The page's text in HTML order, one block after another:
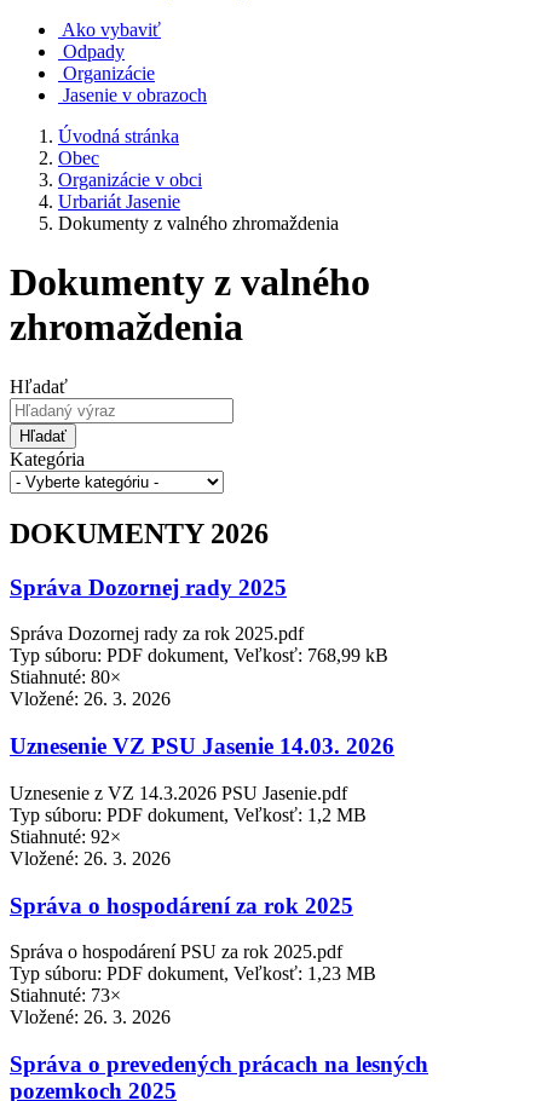
Ako vybaviť
Odpady
Organizácie
Jasenie v obrazoch
Úvodná stránka
Obec
Organizácie v obci
Urbariát Jasenie
Dokumenty z valného zhromaždenia
Dokumenty z valného
zhromaždenia
Hľadať
Hľadať
Kategória
DOKUMENTY 2026
Správa Dozornej rady 2025
Správa Dozornej rady za rok 2025.pdf
Typ súboru: PDF dokument, Veľkosť: 768,99 kB
Stiahnuté: 80×
Vložené: 26. 3. 2026
Uznesenie VZ PSU Jasenie 14.03. 2026
Uznesenie z VZ 14.3.2026 PSU Jasenie.pdf
Typ súboru: PDF dokument, Veľkosť: 1,2 MB
Stiahnuté: 92×
Vložené: 26. 3. 2026
Správa o hospodárení za rok 2025
Správa o hospodárení PSU za rok 2025.pdf
Typ súboru: PDF dokument, Veľkosť: 1,23 MB
Stiahnuté: 73×
Vložené: 26. 3. 2026
Správa o prevedených prácach na lesných
pozemkoch 2025